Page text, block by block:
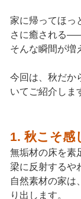
家に帰ってほっ
さに癒される
そんな瞬間が増
今回は、秋だか
いてご紹介しま
1. 秋こそ感
無垢材の床を素
梁に反射するや
自然素材の家は
り出します。